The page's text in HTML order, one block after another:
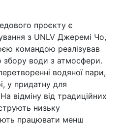
проєкту є
з UNLV Джеремі Чо,
командою реалізував
збору води з атмосфери.
водяної пари,
у придатну для
відміну від традиційних
низьку
працювати менш